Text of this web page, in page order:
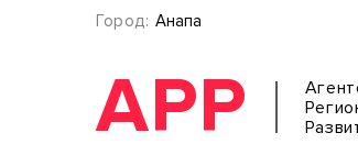
Город: Анапа
АРР